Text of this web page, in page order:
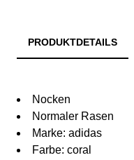
PRODUKTDETAILS
Nocken
Normaler Rasen
Marke: adidas
Farbe: coral